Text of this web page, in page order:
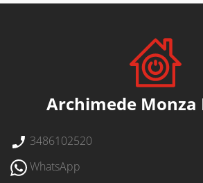
Archimede Monza
3486102520
WhatsApp